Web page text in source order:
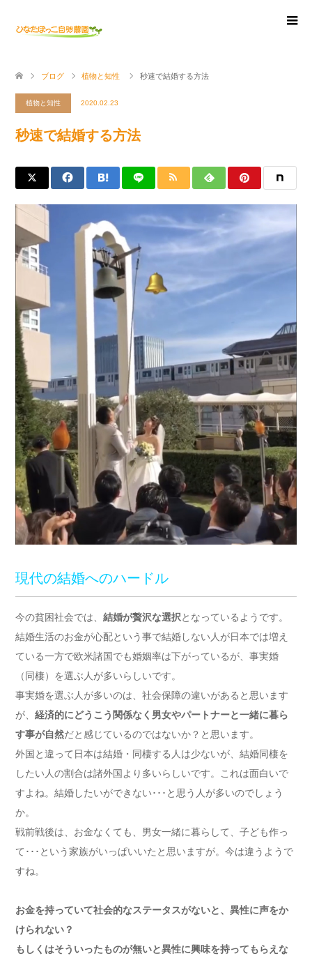
ブログ 植物と知性 秒速で結婚する方法
植物と知性 2020.02.23
秒速で結婚する方法
現代の結婚へのハードル
今の貧困社会では、 結婚が贅沢な選択となっているようです。
結婚生活のお金が心配という事で結婚しない人が日本では増え
ている一方で欧米諸国でも婚姻率は下がっているが、事実婚
（同棲）を選ぶ人が多いらしいです。
事実婚を選ぶ人が多いのは、社会保障の違いがあると思います
が、 経済的にどうこう関係なく男女やパートナーと一緒に暮ら
す事が自然だと感じているのではないか？と思います。
外国と違って日本は結婚・同棲する人は少ないが、結婚同棲を
したい人の割合は諸外国より多いらしいです。これは面白いで
すよね。結婚したいができない･･･と思う人が多いのでしょう
か。
戦前戦後は、お金なくても、男女一緒に暮らして、子ども作っ
て･･･という家族がいっぱいいたと思いますが。今は違うようで
すね。
お金を持っていて社会的なステータスがないと、異性に声をか
けられない？
もしくはそういったものが無いと異性に興味を持ってもらえな